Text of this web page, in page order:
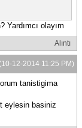
olayım
Alıntı
(10-12-2014 11:25 PM)
tanistigima
eylesin basiniz